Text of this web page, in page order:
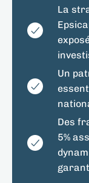
La
Un
Des
5%